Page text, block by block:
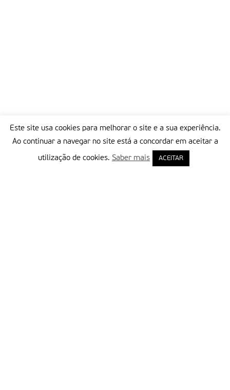
Este site usa cookies para melhorar o site e a sua experiência.
Ao continuar a navegar no site está a concordar em aceitar a
utilização de cookies. Saber mais ACEITAR